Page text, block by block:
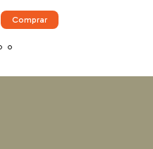
Comprar